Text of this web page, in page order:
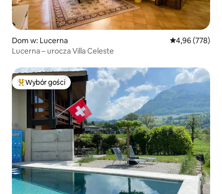
Dom w: Lucerna Średnia
4,96 (778)
Lucerna – urocza Villa Celeste
Najpopularniejsze z kategorii Wybór gości
Wybór gości